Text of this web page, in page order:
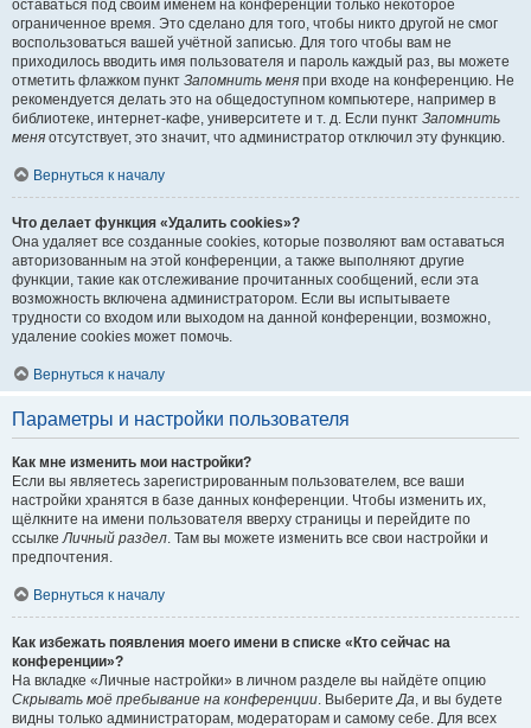
оставаться под своим именем на конференции только некоторое
ограниченное время. Это сделано для того, чтобы никто другой не смог
воспользоваться вашей учётной записью. Для того чтобы вам не
приходилось вводить имя пользователя и пароль каждый раз, вы можете
отметить флажком пункт Запомнить меня при входе на конференцию. Не
рекомендуется делать это на общедоступном компьютере, например в
библиотеке, интернет-кафе, университете и т. д. Если пункт Запомнить
меня отсутствует, это значит, что администратор отключил эту функцию.
Вернуться к началу
Что делает функция «Удалить cookies»?
Она удаляет все созданные cookies, которые позволяют вам оставаться
авторизованным на этой конференции, а также выполняют другие
функции, такие как отслеживание прочитанных сообщений, если эта
возможность включена администратором. Если вы испытываете
трудности со входом или выходом на данной конференции, возможно,
удаление cookies может помочь.
Вернуться к началу
Параметры и настройки пользователя
Как мне изменить мои настройки?
Если вы являетесь зарегистрированным пользователем, все ваши
настройки хранятся в базе данных конференции. Чтобы изменить их,
щёлкните на имени пользователя вверху страницы и перейдите по
ссылкеЛичный раздел. Там вы можете изменить все свои настройки и
предпочтения.
Вернуться к началу
Как избежать появления моего имени в списке «Кто сейчас на
конференции»?
На вкладке «Личные настройки» в личном разделе вы найдёте опцию
Скрывать моё пребывание на конференции. ВыберитеДа, и вы будете
видны только администраторам, модераторам и самому себе. Для всех